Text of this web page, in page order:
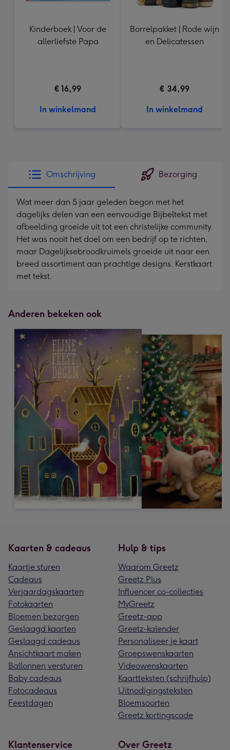
Kinderboek | Voor de
allerliefste Papa
€ 16,99
In winkelmand
Borrelpakket | Rode wijn
en Delicatessen
€ 34,99
In winkelmand
Omschrijving Bezorging
Wat meer dan 5 jaar geleden begon met het
dagelijks delen van een eenvoudige Bijbeltekst met
afbeelding groeide uit tot een christelijke community.
Het was nooit het doel om een bedrijf op te richten,
maar Dagelijksebroodkruimels groeide uit naar een
breed assortiment aan prachtige designs. Kerstkaart
met tekst.
Anderen bekeken ook
Kaarten & cadeaus
Kaartje sturen
Cadeaus
Verjaardagskaarten
Fotokaarten
Bloemen bezorgen
Geslaagd kaarten
Geslaagd cadeaus
Ansichtkaart maken
Ballonnen versturen
Baby cadeaus
Fotocadeaus
Feestdagen
Hulp & tips
Waarom Greetz
Greetz Plus
Influencer co-collecties
MyGreetz
Greetz-app
Greetz-kalender
Personaliseer je kaart
Groepswenskaarten
Videowenskaarten
Kaartteksten (schrijfhulp)
Uitnodigingsteksten
Bloemsoorten
Greetz kortingscode
Klantenservice Over Greetz